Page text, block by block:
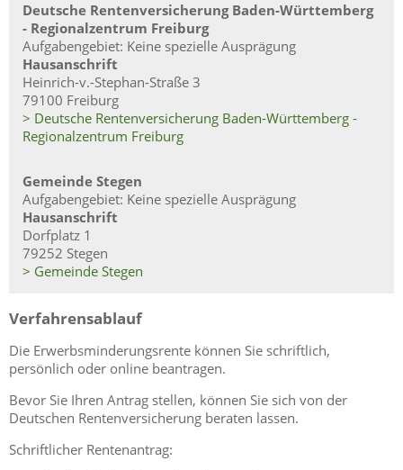
Deutsche Rentenversicherung Baden-Württemberg
- Regionalzentrum Freiburg
Aufgabengebiet: Keine spezielle Ausprägung
Hausanschrift
Heinrich-v.-Stephan-Straße 3
79100 Freiburg
> Deutsche Rentenversicherung Baden-Württemberg -
Regionalzentrum Freiburg
Gemeinde Stegen
Aufgabengebiet: Keine spezielle Ausprägung
Hausanschrift
Dorfplatz 1
79252 Stegen
> Gemeinde Stegen
Verfahrensablauf
Die Erwerbsminderungsrente können Sie schriftlich,
persönlich oder online beantragen.
Bevor Sie Ihren Antrag stellen, können Sie sich von der
Deutschen Rentenversicherung beraten lassen.
Schriftlicher Rentenantrag: